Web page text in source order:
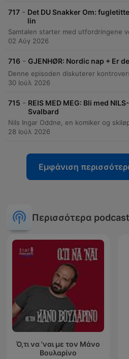
717 - Det DU Snakker Om:
lin
02 Αύγ 2026
716 - GJENHØR: Nordic nap + Er
30 Ιούλ 2026
715 - REIS MED MEG: Bli med
Svalbard
28 Ιούλ 2026
Εμφάνιση
Περισσότερα
Ό,τι να 'ναι με τον Μάνο
Βουλαρίνο